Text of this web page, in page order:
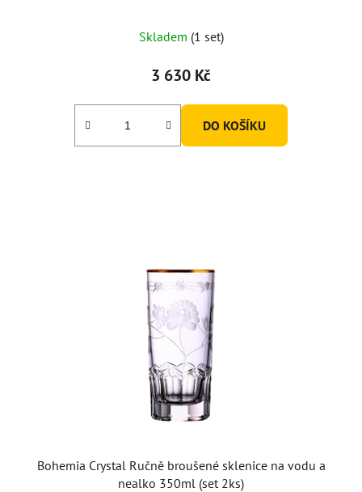
Skladem (1 set)
3 630 Kč
DO KOŠÍKU
Bohemia Crystal Ručně broušené sklenice na vodu a
nealko 350ml (set 2ks)